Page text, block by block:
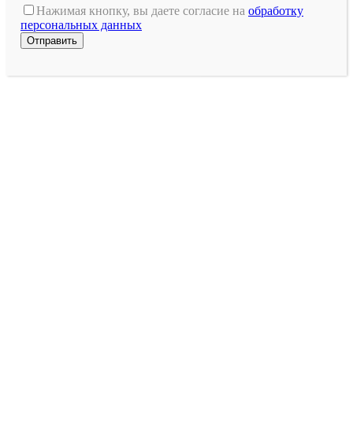
это
поле
пустым.
Нажимая кнопку, вы даете согласие на обработку
персональных данных